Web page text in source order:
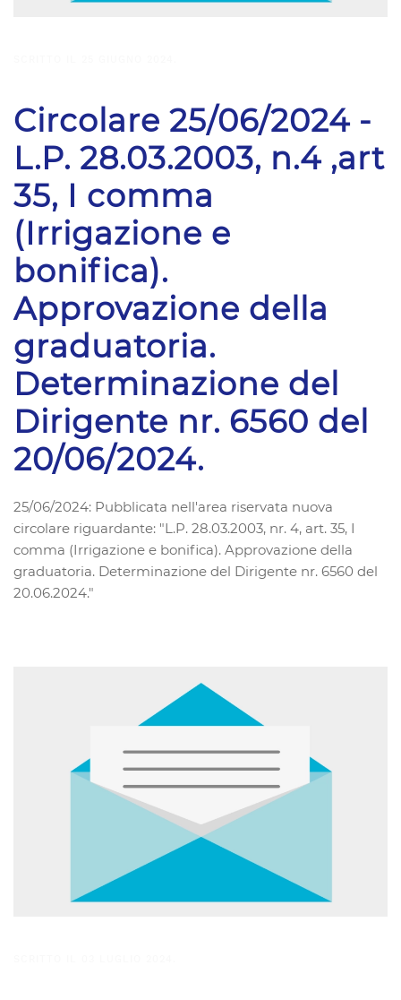
Circolare 25/06/2024 -
L.P. 28.03.2003, n.4 ,art
35, I comma
(Irrigazione e
bonifica).
Approvazione della
graduatoria.
Determinazione del
Dirigente nr. 6560 del
20/06/2024.
25/06/2024: Pubblicata nell'area riservata nuova
circolare riguardante: "L.P. 28.03.2003, nr. 4, art. 35, I
comma (Irrigazione e bonifica). Approvazione della
graduatoria. Determinazione del Dirigente nr. 6560 del
20.06.2024."